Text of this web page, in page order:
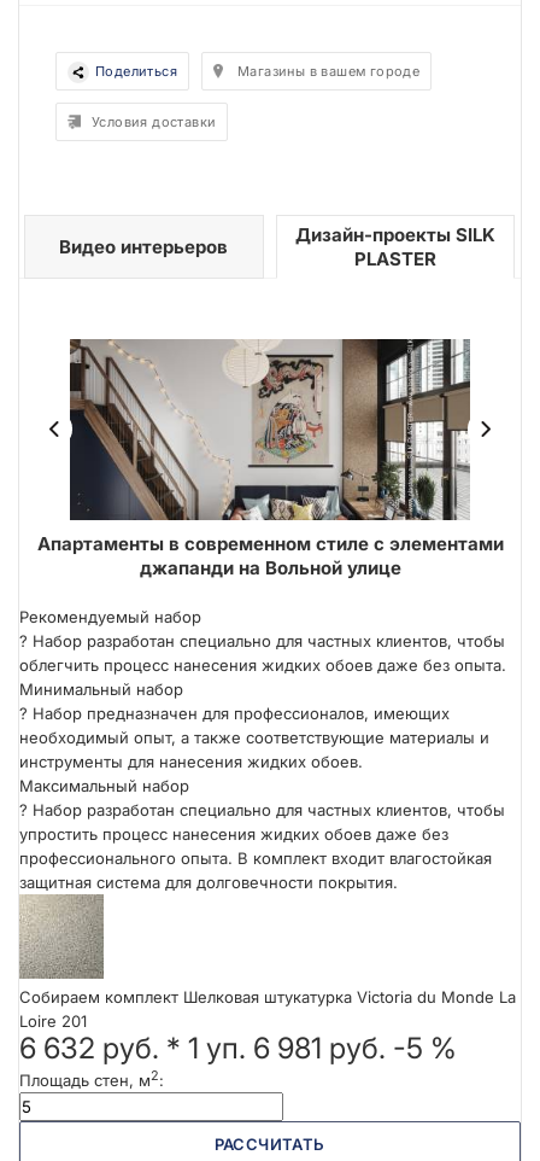
Поделиться Магазины в вашем городе
Условия доставки
Видео интерьеров
Дизайн-проекты SILK
PLASTER
Апартаменты в современном стиле с элементами
джапанди на Вольной улице
Рекомендуемый набор
? Набор разработан специально для частных клиентов, чтобы
облегчить процесс нанесения жидких обоев даже без опыта.
Минимальный набор
? Набор предназначен для профессионалов, имеющих
необходимый опыт, а также соответствующие материалы и
инструменты для нанесения жидких обоев.
Максимальный набор
? Набор разработан специально для частных клиентов, чтобы
упростить процесс нанесения жидких обоев даже без
профессионального опыта. В комплект входит влагостойкая
защитная система для долговечности покрытия.
Собираем комплект Шелковая штукатурка Victoria du Monde La
Loire 201
6 632 руб. * 1 уп. 6 981 руб. -5 %
Площадь стен, м2:
РАССЧИТАТЬ